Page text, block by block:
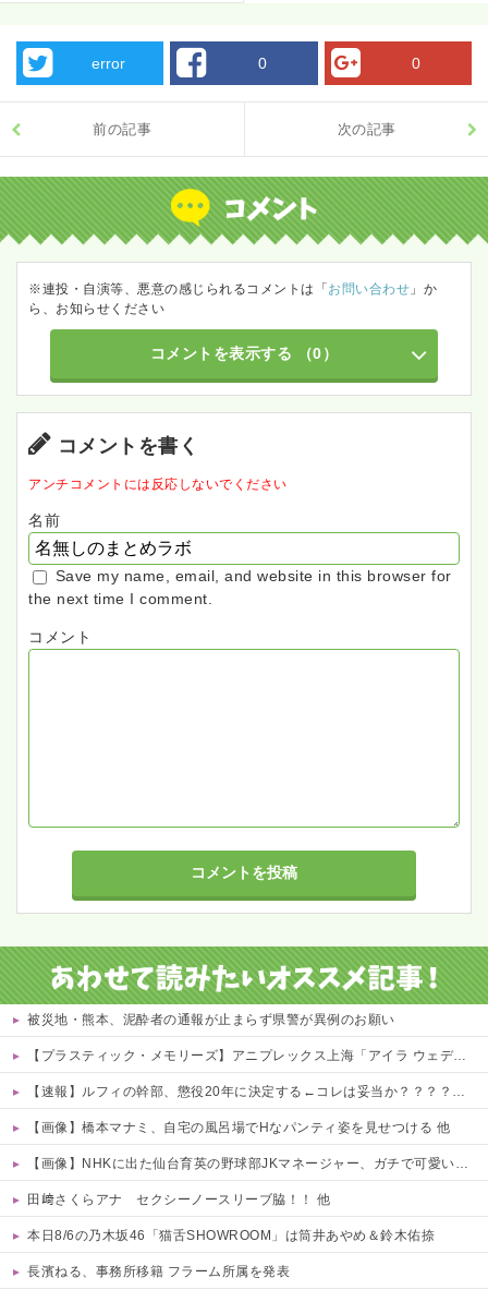
error 0 0
前の記事 次の記事
※連投・自演等、悪意の感じられるコメントは「 お問い合わせ 」か
ら、お知らせください
コメントを表示する （0）
コメントを書く
アンチコメントには反応しないでください
名前
Save my name, email, and website in this browser for
the next time I comment.
コメント
被災地・熊本、泥酔者の通報が止まらず県警が異例のお願い
【プラスティック・メモリーズ】アニプレックス上海「アイラ ウェディングドレスVer.」フィギュア【予約開始】
【速報】ルフィの幹部、懲役20年に決定する←コレは妥当か？？？？？？？
【画像】橋本マナミ、自宅の風呂場でHなパンティ姿を見せつける 他
【画像】NHKに出た仙台育英の野球部JKマネージャー、ガチで可愛いぞ 他
田﨑さくらアナ セクシーノースリーブ脇！！ 他
本日8/6の乃木坂46「猫舌SHOWROOM」は筒井あやめ＆鈴木佑捺
長濱ねる、事務所移籍 フラーム所属を発表